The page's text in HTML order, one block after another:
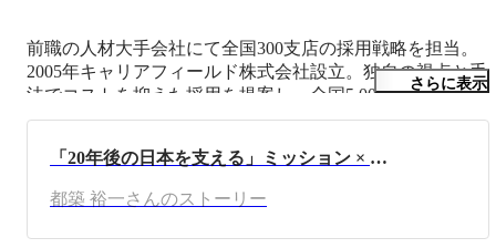
前職の人材大手会社にて全国300支店の採用戦略を担当。
2005年キャリアフィールド株式会社設立。独自の視点と手
法でコストを抑えた採用を提案し、全国5,000施設以上と
の取引実績。保育園・幼稚園の採用分野の第一人者だと思
ノリティ（少数派）が未来を創る（諸井貫一）
一緒に戦ってくれるマイノリティを探しています。
さらに表示
「20年後の日本を支える」ミッション × 独自のサービス展開
都築 裕一さんのストーリー